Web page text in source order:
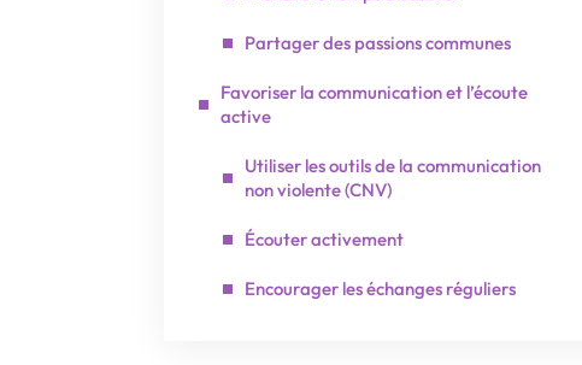
Partager des passions communes
Favoriser la communication et l’écoute
active
Utiliser les outils de la communication
non violente (CNV)
Écouter activement
Encourager les échanges réguliers